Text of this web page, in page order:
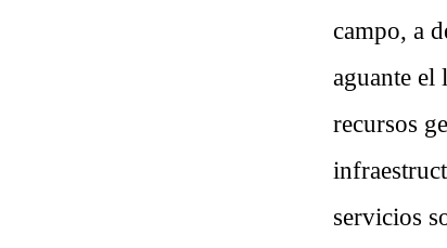
campo, a
aguante el
recursos
servicios